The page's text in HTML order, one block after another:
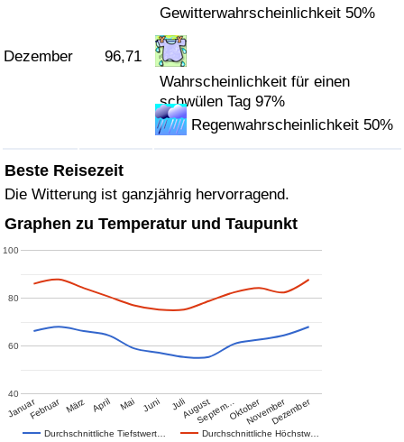
Dezember 96,71
Gewitterwahrscheinlichkeit 50%
Wahrscheinlichkeit für einen
schwülen Tag 97%
Regenwahrscheinlichkeit 50%
Beste Reisezeit
Die Witterung ist ganzjährig hervorragend.
Graphen zu Temperatur und Taupunkt
Durchschnittliche Tiefstwert… Durchschnittliche Höchstw…
JanuarFebruar März April Mai Juni JuliAugustSeptem…OktoberNovemberDezember
40
60
80
100